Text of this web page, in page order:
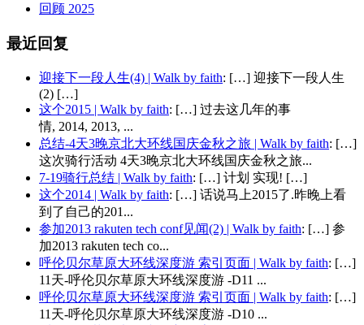
回顾 2025
最近回复
迎接下一段人生(4) | Walk by faith: […] 迎接下一段人生
(2) […]
这个2015 | Walk by faith: […] 过去这几年的事
情, 2014, 2013, ...
总结-4天3晚京北大环线国庆金秋之旅 | Walk by faith: […]
这次骑行活动 4天3晚京北大环线国庆金秋之旅...
7-19骑行总结 | Walk by faith: […] 计划 实现! […]
这个2014 | Walk by faith: […] 话说马上2015了.昨晚上看
到了自己的201...
参加2013 rakuten tech conf见闻(2) | Walk by faith: […] 参
加2013 rakuten tech co...
呼伦贝尔草原大环线深度游 索引页面 | Walk by faith: […]
11天-呼伦贝尔草原大环线深度游 -D11 ...
呼伦贝尔草原大环线深度游 索引页面 | Walk by faith: […]
11天-呼伦贝尔草原大环线深度游 -D10 ...